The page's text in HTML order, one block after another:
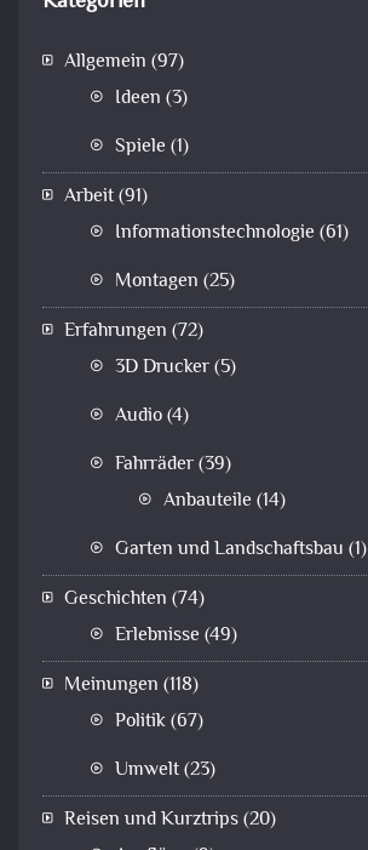
Allgemein (97)
Ideen (3)
Spiele (1)
Arbeit(91)
Informationstechnologie (61)
Montagen (25)
Erfahrungen (72)
3D Drucker(5)
Audio(4)
Fahrräder(39)
Anbauteile (14)
Garten und Landschaftsbau (1)
Geschichten (74)
Erlebnisse (49)
Meinungen (118)
Politik(67)
Umwelt(23)
Reisen und Kurztrips(20)